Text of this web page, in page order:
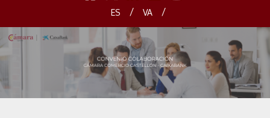
ES / VA /